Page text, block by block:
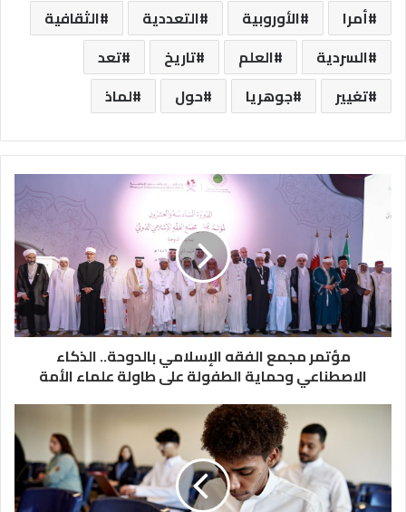
أمرا الأوروبية التعددية
الثقافية
السردية
العلم تاريخ
تعد
تغيير
جوهريا حول لماذ
مؤتمر مجمع الفقه الإسلامي بالدوحة.. الذكاء
الاصطناعي وحماية الطفولة على طاولة علماء الأمة